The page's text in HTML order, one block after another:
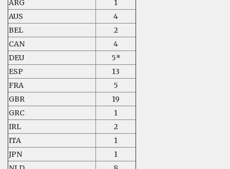
ARG
1
AUS
4
BEL
2
CAN
4
DEU
5*
ESP
13
FRA
5
GBR
19
GRC
1
IRL
2
ITA
1
JPN
1